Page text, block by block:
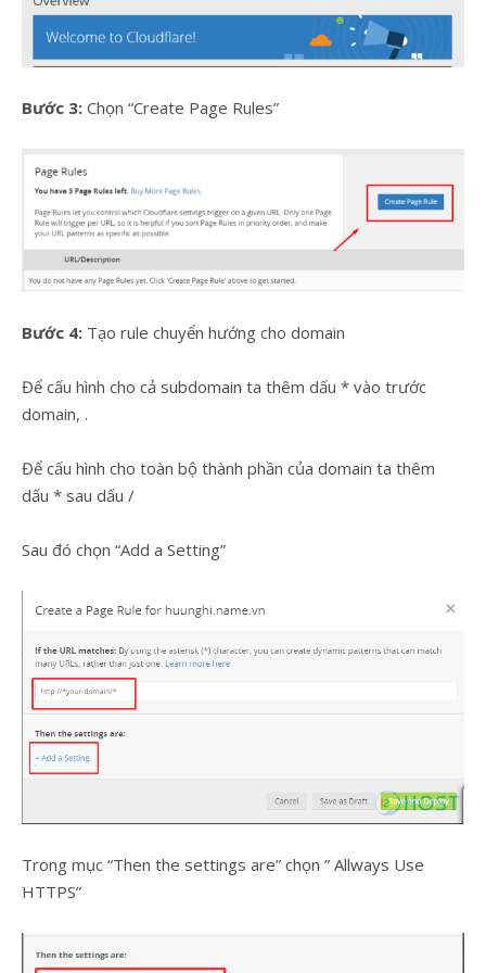
Bước 3: Chọn “Create Page Rules”
Bước 4: Tạo rule chuyển hướng cho domain
Để cấu hình cho cả subdomain ta thêm dấu * vào trước
domain, .
Để cấu hình cho toàn bộ thành phần của domain ta thêm
dấu * sau dấu /
Sau đó chọn “Add a Setting”
Trong mục “Then the settings are” chọn ” Allways Use
HTTPS”